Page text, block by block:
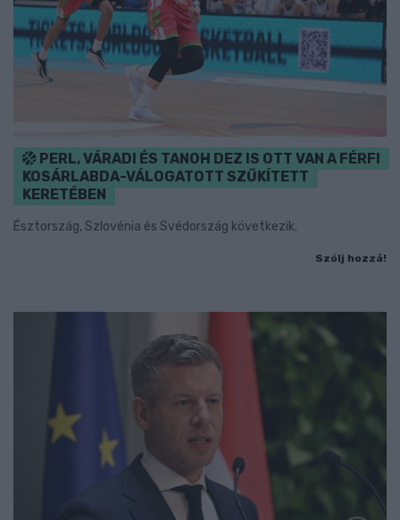
PERL, VÁRADI ÉS TANOH DEZ IS OTT VAN A FÉRFI
KOSÁRLABDA-VÁLOGATOTT SZŰKÍTETT
KERETÉBEN
Észtország, Szlovénia és Svédország következik.
Szólj hozzá!